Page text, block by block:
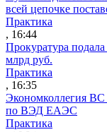
всей цепочке
Практика
, 16:44
Прокуратура
млрд руб.
Практика
, 16:35
Экономколлегия ВС
по ВЭД ЕАЭС
Практика